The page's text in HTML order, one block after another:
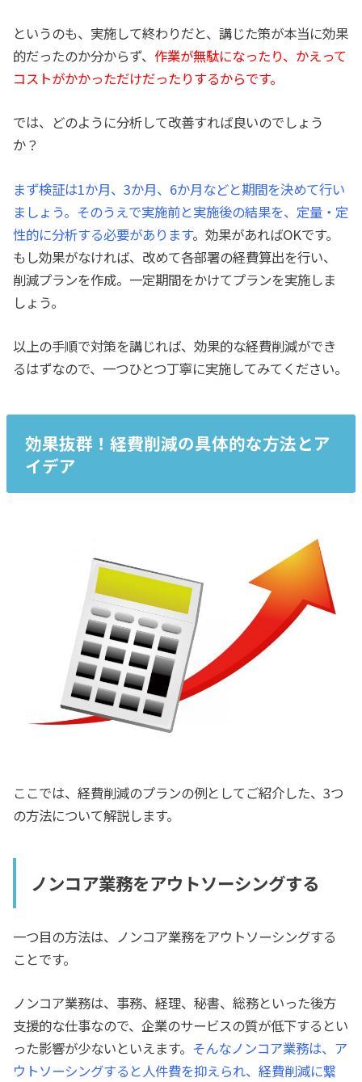
というのも、実施して終わりだと、講じた策が本当に効果
的だったのか分からず、作業が無駄になったり、かえって
コストがかかっただけだったりするからです。
では、どのように分析して改善すれば良いのでしょう
か？
まず検証は1か月、3か月、6か月などと期間を決めて行い
ましょう。そのうえで実施前と実施後の結果を、定量・定
性的に分析する必要があります。効果があればOKです。
もし効果がなければ、改めて各部署の経費算出を行い、
削減プランを作成。一定期間をかけてプランを実施しま
しょう。
以上の手順で対策を講じれば、効果的な経費削減ができ
るはずなので、一つひとつ丁寧に実施してみてください。
効果抜群！経費削減の具体的な方法とア
イデア
ここでは、経費削減のプランの例としてご紹介した、3つ
の方法について解説します。
ノンコア業務をアウトソーシングする
一つ目の方法は、ノンコア業務をアウトソーシングする
ことです。
ノンコア業務は、事務、経理、秘書、総務といった後方
支援的な仕事なので、企業のサービスの質が低下するとい
った影響が少ないといえます。 そんなノンコア業務は、ア
ウトソーシングすると人件費を抑えられ、経費削減に繋